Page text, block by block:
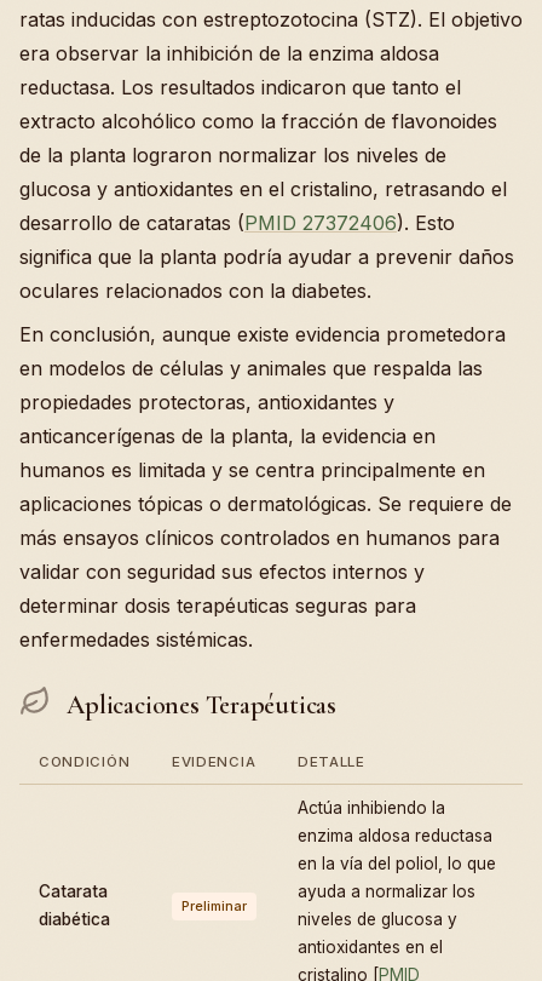
ratas inducidas con estreptozotocina (STZ). El objetivo
era observar la inhibición de la enzima aldosa
reductasa. Los resultados indicaron que tanto el
extracto alcohólico como la fracción de flavonoides
de la planta lograron normalizar los niveles de
glucosa y antioxidantes en el cristalino, retrasando el
desarrollo de cataratas (PMID 27372406). Esto
significa que la planta podría ayudar a prevenir daños
oculares relacionados con la diabetes.
En conclusión, aunque existe evidencia prometedora
en modelos de células y animales que respalda las
propiedades protectoras, antioxidantes y
anticancerígenas de la planta, la evidencia en
humanos es limitada y se centra principalmente en
aplicaciones tópicas o dermatológicas. Se requiere de
más ensayos clínicos controlados en humanos para
validar con seguridad sus efectos internos y
determinar dosis terapéuticas seguras para
enfermedades sistémicas.
Aplicaciones Terapéuticas
CONDICIÓN EVIDENCIA DETALLE
Catarata
diabética
Preliminar
Actúa inhibiendo la
enzima aldosa reductasa
en la vía del poliol, lo que
ayuda a normalizar los
niveles de glucosa y
antioxidantes en el
cristalino [PMID